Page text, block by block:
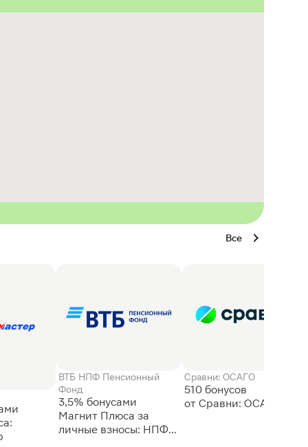
Все
ВТБ НПФ Пенсионный
Фонд
3,5% бонусами
Магнит Плюса за
личные взносы: НПФ
Сравни: ОСАГО
510 бонусов